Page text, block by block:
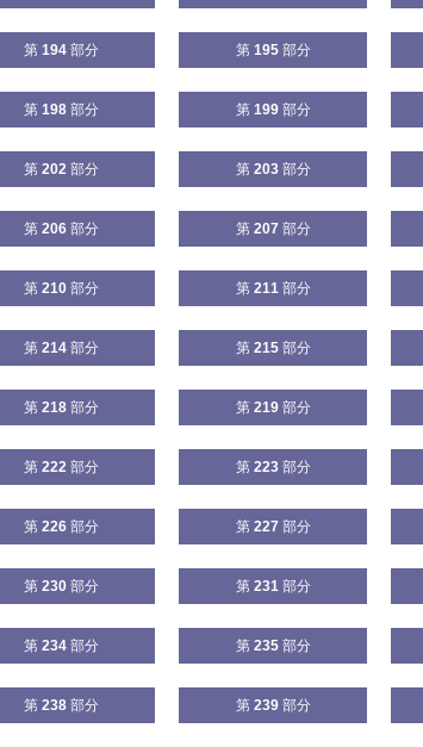
第 194部分 第 195部分
第 198部分 第 199部分
第 202部分 第 203部分
第 206部分 第 207 部分
第 210部分 第 211部分
第 214部分 第 215部分
第 218部分 第 219部分
第 222部分 第 223部分
第 226部分 第 227 部分
第 230部分 第 231部分
第 234部分 第 235部分
第 238部分 第 239部分